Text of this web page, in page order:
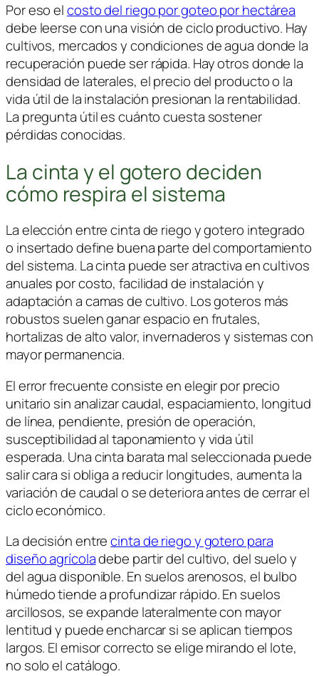
Por eso elcosto del riego por goteo por hectárea
debe leerse con una visión de ciclo productivo. Hay
cultivos, mercados y condiciones de agua donde la
recuperación puede ser rápida. Hay otros donde la
densidad de laterales, el precio del producto o la
vida útil de la instalación presionan la rentabilidad.
La pregunta útil es cuánto cuesta sostener
pérdidas conocidas.
La cinta y el gotero deciden
cómo respira el sistema
La elección entre cinta de riego y gotero integrado
o insertado define buena parte del comportamiento
del sistema. La cinta puede ser atractiva en cultivos
anuales por costo, facilidad de instalación y
adaptación a camas de cultivo. Los goteros más
robustos suelen ganar espacio en frutales,
hortalizas de alto valor, invernaderos y sistemas con
mayor permanencia.
El error frecuente consiste en elegir por precio
unitario sin analizar caudal, espaciamiento, longitud
de línea, pendiente, presión de operación,
susceptibilidad al taponamiento y vida útil
esperada. Una cinta barata mal seleccionada puede
salir cara si obliga a reducir longitudes, aumenta la
variación de caudal o se deteriora antes de cerrar el
ciclo económico.
La decisión entrecinta de riego y gotero para
diseño agrícoladebe partir del cultivo, del suelo y
del agua disponible. En suelos arenosos, el bulbo
húmedo tiende a profundizar rápido. En suelos
arcillosos, se expande lateralmente con mayor
lentitud y puede encharcar si se aplican tiempos
largos. El emisor correcto se elige mirando el lote,
no solo el catálogo.